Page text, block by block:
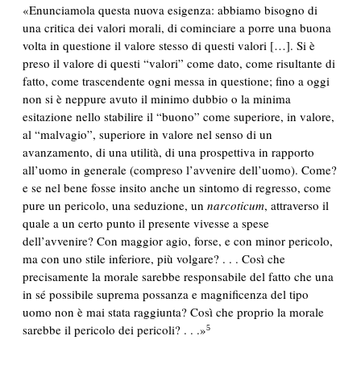
«Enunciamola questa nuova esigenza: abbiamo bisogno di
una critica dei valori morali, di cominciare a porre una buona
volta in questione il valore stesso di questi valori […]. Si è
preso il valore di questi “valori” come dato, come risultante di
fatto, come trascendente ogni messa in questione; fino a oggi
non si è neppure avuto il minimo dubbio o la minima
esitazione nello stabilire il “buono” come superiore, in valore,
al “malvagio”, superiore in valore nel senso di un
avanzamento, di una utilità, di una prospettiva in rapporto
all’uomo in generale (compreso l’avvenire dell’uomo). Come?
e se nel bene fosse insito anche un sintomo di regresso, come
pure un pericolo, una seduzione, unnarcoticum, attraverso il
quale a un certo punto il presente vivesse a spese
dell’avvenire? Con maggior agio, forse, e con minor pericolo,
ma con uno stile inferiore, più volgare? . . . Così che
precisamente la morale sarebbe responsabile del fatto che una
in sé possibile suprema possanza e magnificenza del tipo
uomo non è mai stata raggiunta? Così che proprio la morale
sarebbe il pericolo dei pericoli? . . .»5